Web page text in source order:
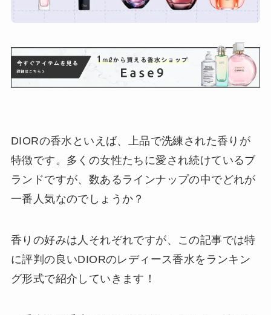
DIORの香水といえば、上品で洗練された香りが
特徴です。多くの女性たちに愛され続けているブ
ランドですが、数あるラインナップの中でどれが
一番人気なのでしょうか？
香りの好みは人それぞれですが、この記事では特
に評判の良いDIORのレディース香水をランキン
グ形式で紹介していきます！